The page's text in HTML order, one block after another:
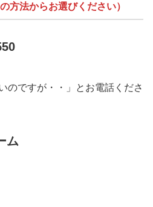
方法からお選びください）
のですが・・」とお電話くださ
ム